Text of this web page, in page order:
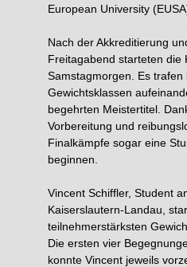
European University
Nach der Akkreditierung
Freitagabend starteten die
Samstagmorgen. Es
Gewichtsklassen
begehrten Meistertitel.
Vorbereitung und
Finalkämpfe sogar eine
beginnen.
Vincent Schiffler, Student
Kaiserslautern-Landau,
teilnehmerstärksten
Die ersten vier
konnte Vincent jeweils